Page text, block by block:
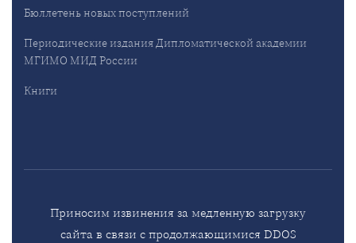
Бюллетень новых поступлений
Периодические издания Дипломатической академии
МГИМО МИД России
Книги
Приносим извинения за медленную загрузку
сайта в связи с продолжающимися DDOS